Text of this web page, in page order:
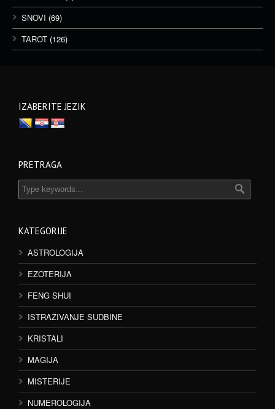
SNOVI (69)
TAROT (126)
IZABERITE JEZIK
PRETRAGA
KATEGORIJE
ASTROLOGIJA
EZOTERIJA
FENG SHUI
ISTRAŽIVANJE SUDBINE
KRISTALI
MAGIJA
MISTERIJE
NUMEROLOGIJA